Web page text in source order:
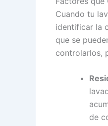
Cuando tu
identificar la
que se
controlarlos,
de